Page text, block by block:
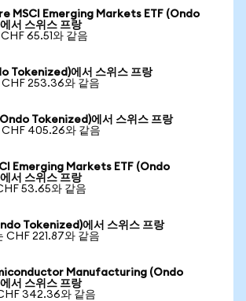
MSCI Emerging Markets ETF (Ondo
서 스위스 프랑
65.51와 같음
Tokenized)에서 스위스 프랑
CHF 253.36와 같음
Tokenized)에서 스위스 프랑
CHF 405.26와 같음
Emerging Markets ETF (Ondo
서 스위스 프랑
53.65와 같음
Tokenized)에서 스위스 프랑
CHF 221.87와 같음
Manufacturing (Ondo
서 스위스 프랑
342.36와 같음